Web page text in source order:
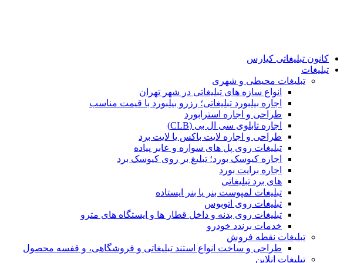
کانون تبلیغاتی کیارس
تبلیغات
تبلیغات محیطی و شهری
انواع سازه‌ های تبلیغاتی در شهر تهران
اجاره بیلبورد تبلیغاتی؛ رزرو بیلبورد با قیمت مناسب
طراحی و اجاره استرابورد
اجاره تابلوی سی ال بی (CLB)
طراحی و اجاره لایت باکس یا لایت برد
تبلیغات روی پل های سواره و عابر پیاده
اجاره کیوسک بورد؛ تبلیغ بر روی کیوسک برد
اجاره برایت بورد
های برد تبلیغاتی
تبلیغات لمپوست بنر یا بنر ایستاده
تبلیغات روی اتوبوس
تبلیغات روی بدنه و داخل قطار ها و ایستگاه های مترو
خدمات برندد خودرو
تبلیغات نقطه فروش
طراحی و ساخت انواع استند تبلیغاتی و فروشگاهی، و قفسه محصول
تبلیغات انلاین